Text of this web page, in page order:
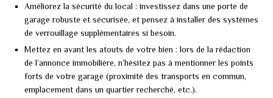
Améliorez la sécurité du local : investissez dans une porte de
garage robuste et sécurisée, et pensez à installer des systèmes
de verrouillage supplémentaires si besoin.
Mettez en avant les atouts de votre bien : lors de la rédaction
de l’annonce immobilière, n’hésitez pas à mentionner les points
forts de votre garage (proximité des transports en commun,
emplacement dans un quartier recherché, etc.).